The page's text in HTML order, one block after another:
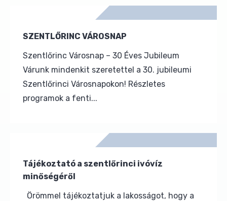
SZENTLŐRINC VÁROSNAP
Szentlőrinc Városnap – 30 Éves Jubileum
Várunk mindenkit szeretettel a 30. jubileumi
Szentlőrinci Városnapokon! Részletes
programok a fenti...
Tájékoztató a szentlőrinci ivóvíz
minőségéről
Örömmel tájékoztatjuk a lakosságot, hogy a